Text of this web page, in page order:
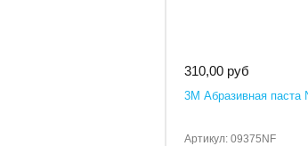
310,00 руб
3M Абразивная паста
Артикул: 09375NF